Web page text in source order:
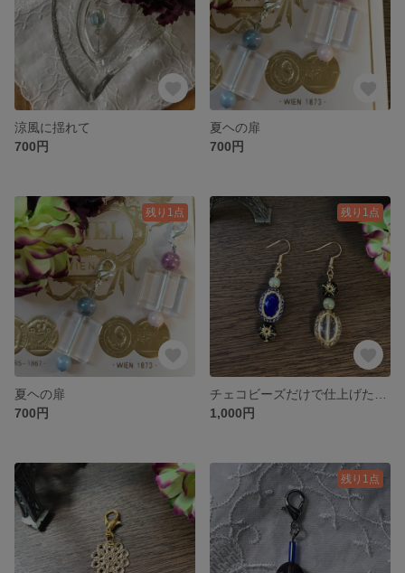
涼風に揺れて
700円
夏ヘの扉
700円
残り1点
夏ヘの扉
700円
残り1点
1,000円
残り1点